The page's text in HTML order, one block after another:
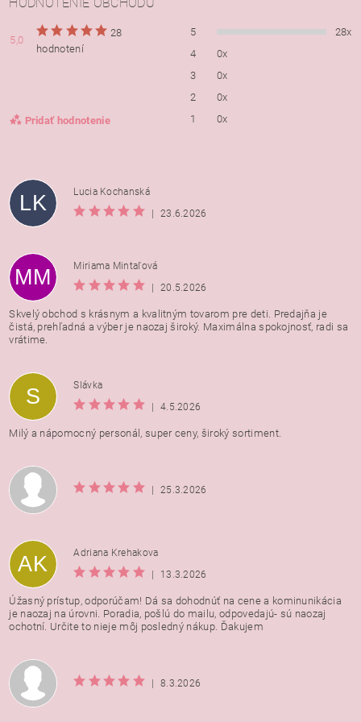
5,0
28
hodnotení
Pridať hodnotenie
5
28x
4
0x
3
0x
2
0x
1
0x
Vložením hodnotenie súhlasíte s
osobných údajov
LK
Lucia Kochanská
|
23.6.2026
MM
Miriama Mintaľová
|
20.5.2026
Skvelý obchod s krásnym a kvalitným tovarom pre deti. Predajňa je
čistá, prehľadná a výber je naozaj široký. Maximálna spokojnosť, radi sa
vrátime.
S
Slávka
|
4.5.2026
Milý a nápomocný personál, super ceny, široký sortiment.
| 25.3.2026
AK
Adriana Krehakova
|
13.3.2026
Úžasný prístup, odporúčam! Dá sa dohodnúť na cene a kominunikácia
je naozaj na úrovni. Poradia, pošlú do mailu, odpovedajú- sú naozaj
ochotní. Určite to nieje môj posledný nákup. Ďakujem
| 8.3.2026